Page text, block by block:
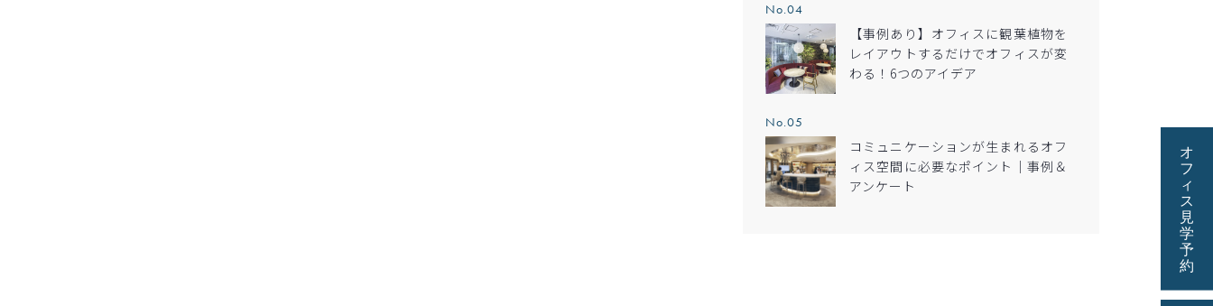
No.0
【事例あり】オフィスに観葉植物を
レイアウトするだけでオフィスが変
わる！6つのアイデア
No.0
コミュニケーションが生まれるオフ
ィス空間に必要なポイント｜事例＆
アンケート